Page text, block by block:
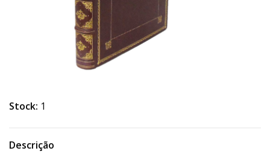
Stock: 1
Descrição